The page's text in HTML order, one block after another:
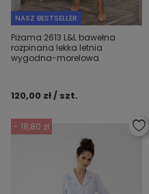
NASZ BESTSELLER
Piżama 2613 L&L bawełna
rozpinana lekka letnia
wygodna-morelowa
120,00 zł / szt.
- 18,80 zł